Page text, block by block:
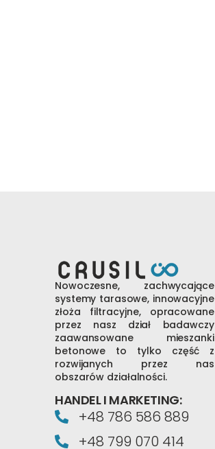
Nowoczesne, zachwycające
systemy tarasowe, innowacyjne
złoża filtracyjne, opracowane
przez nasz dział badawczy
zaawansowane mieszanki
betonowe to tylko część z
rozwijanych przez nas
obszarów działalności.
HANDEL I MARKETING:
+48 786 586 889
+48 799 070 414